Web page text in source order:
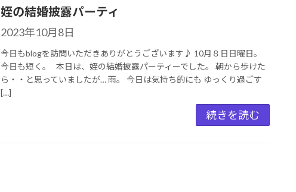
姪の結婚披露パーティ
2023年10月8日
今日もblogを訪問いただきありがとうございます♪ 10月８日日曜日。
今日も短く。 本日は、姪の結婚披露パーティーでした。 朝から歩けた
ら・・と思っていましたが… 雨。 今日は気持ち的にも ゆっくり過ごす
[…]
続きを読む